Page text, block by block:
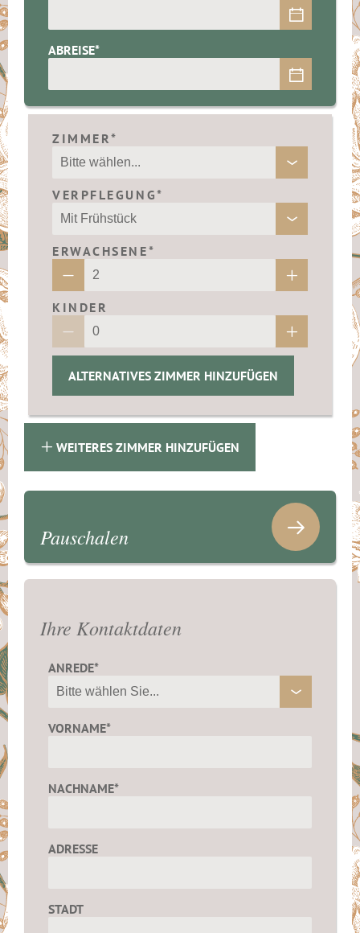
ABREISE*
ZIMMER*
VERPFLEGUNG*
ERWACHSENE*
KINDER
ALTERNATIVES ZIMMER HINZUFÜGEN
WEITERES ZIMMER HINZUFÜGEN
Pauschalen
Ihre Kontaktdaten
ANREDE*
VORNAME*
NACHNAME*
ADRESSE
STADT